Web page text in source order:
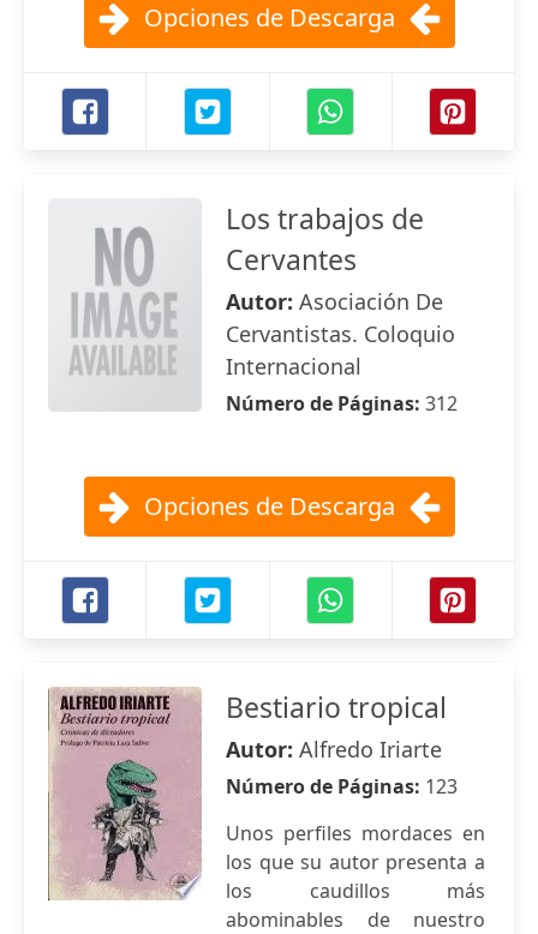
Opciones de Descarga
Los trabajos de
Cervantes
Autor: Asociación De
Cervantistas. Coloquio
Internacional
Número de Páginas: 312
Opciones de Descarga
Bestiario tropical
Autor: Alfredo Iriarte
Número de Páginas: 123
Unos perfiles mordaces en
los que su autor presenta a
los caudillos más
abominables de nuestro